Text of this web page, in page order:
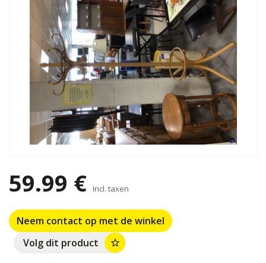
59.99 € Incl. taxen
Neem contact op met de winkel
Volg dit product
star_border